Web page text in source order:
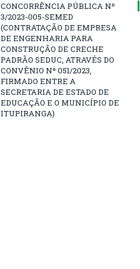
CONCORRÊNCIA PÚBLICA Nº
3/2023-005-SEMED
(CONTRATAÇÃO DE EMPRESA
DE ENGENHARIA PARA
CONSTRUÇÃO DE CRECHE
PADRÃO SEDUC, ATRAVÉS DO
CONVÊNIO Nº 051/2023,
FIRMADO ENTRE A
SECRETARIA DE ESTADO DE
EDUCAÇÃO E O MUNICÍPIO DE
ITUPIRANGA)